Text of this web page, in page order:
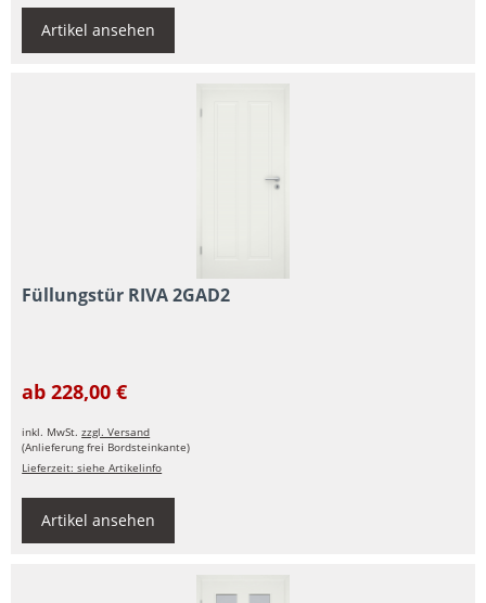
Artikel ansehen
Füllungstür RIVA 2GAD2
ab 228,00 €
inkl. MwSt.zzgl. Versand
(Anlieferung frei Bordsteinkante)
Lieferzeit: siehe Artikelinfo
Artikel ansehen